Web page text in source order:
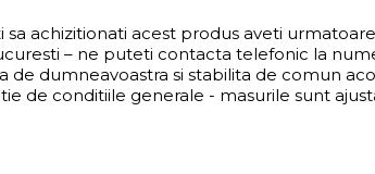
sa achizitionati acest produs aveti
– ne puteti contacta telefonic la
de dumneavoastra si stabilita de comun
de conditiile generale - masurile sunt